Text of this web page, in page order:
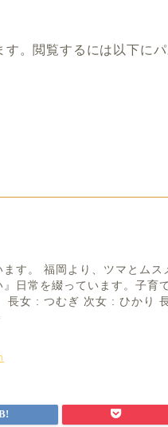
。閲覧するには以下に
す。 福岡より、ツマとムス
日常を綴っています。子育
長女 : つむぎ 次女 : ひかり